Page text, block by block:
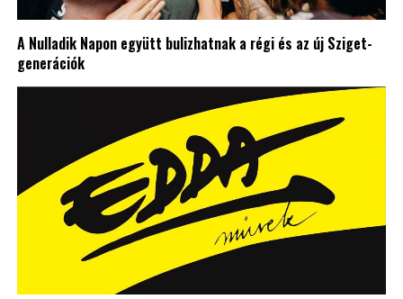
A Nulladik Napon együtt bulizhatnak a régi és az új Sziget-
generációk